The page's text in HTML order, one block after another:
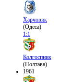
Харчовик
(Одеса)
1:1
Колгоспник
(Полтава)
1961